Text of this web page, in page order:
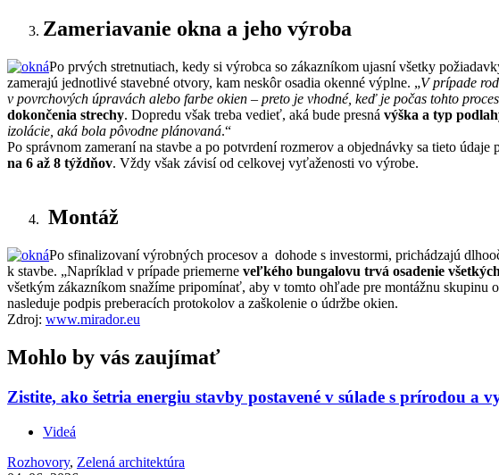
Zameriavanie okna a jeho výroba
Po prvých stretnutiach, kedy si výrobca so zákazníkom ujasní všetky
zamerajú jednotlivé stavebné otvory, kam neskôr osadia okenné výplne. „V prípade
v povrchových úpravách alebo farbe okien – preto je vhodné, keď je počas tohto
dokončenia strechy. Dopredu však treba vedieť, aká bude presná výška a typ
izolácie, aká bola pôvodne plánovaná.“
Po správnom zameraní na stavbe a po potvrdení rozmerov a objednávky sa tieto
na 6 až 8 týždňov. Vždy však závisí od celkovej vyťaženosti vo výrobe.
Montáž
Po sfinalizovaní výrobných procesov a dohode s investormi, prichádzajú
k stavbe. „Napríklad v prípade priemerne veľkého bungalovu trvá osadenie
všetkým zákazníkom snažíme pripomínať, aby v tomto ohľade pre montážnu
nasleduje podpis preberacích protokolov a zaškolenie o údržbe okien.
Zdroj: www.mirador.eu
Mohlo by vás zaujímať
Zistite, ako šetria energiu stavby postavené v súlade s prírodou a
Videá
Rozhovory, Zelená architektúra